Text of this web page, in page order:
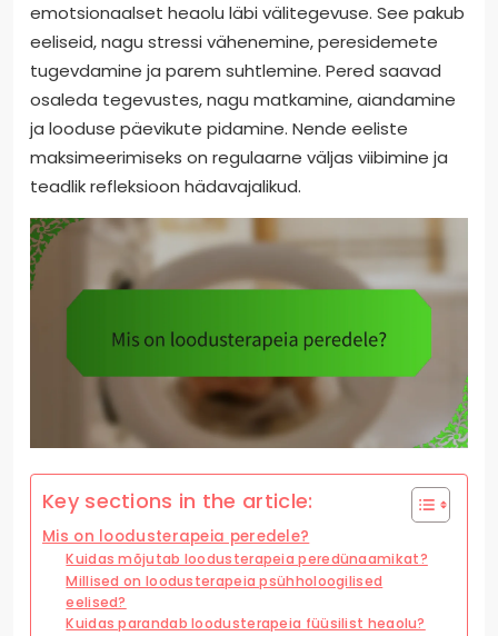
emotsionaalset heaolu läbi välitegevuse. See pakub
eeliseid, nagu stressi vähenemine, peresidemete
tugevdamine ja parem suhtlemine. Pered saavad
osaleda tegevustes, nagu matkamine, aiandamine
ja looduse päevikute pidamine. Nende eeliste
maksimeerimiseks on regulaarne väljas viibimine ja
teadlik refleksioon hädavajalikud.
Key sections in the article:
Mis on loodusterapeia peredele?
Kuidas mõjutab loodusterapeia peredünaamikat?
Millised on loodusterapeia psühholoogilised
eelised?
Kuidas parandab loodusterapeia füüsilist heaolu?